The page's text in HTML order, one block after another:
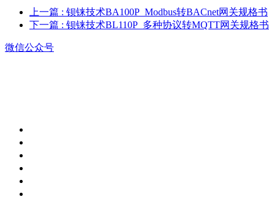
上一篇 : 钡铼技术BA100P_Modbus转BACnet网关规格书
下一篇 : 钡铼技术BL110P_多种协议转MQTT网关规格书
微信公众号